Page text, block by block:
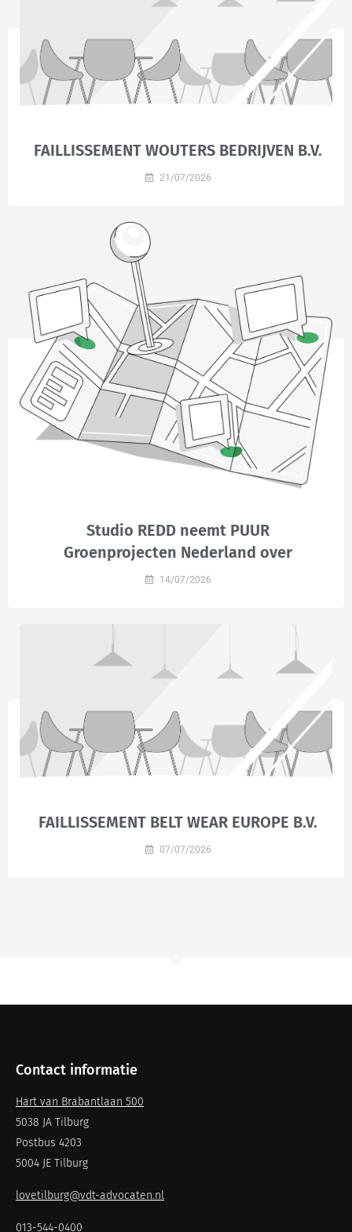
FAILLISSEMENT WOUTERS BEDRIJVEN B.V.
21/07/2026
Studio REDD neemt PUUR
Groenprojecten Nederland over
14/07/2026
FAILLISSEMENT BELT WEAR EUROPE B.V.
07/07/2026
Contact informatie
Hart van Brabantlaan 500
5038 JA Tilburg
Postbus 4203
5004 JE Tilburg
lovetilburg@vdt-advocaten.nl
013-544-0400